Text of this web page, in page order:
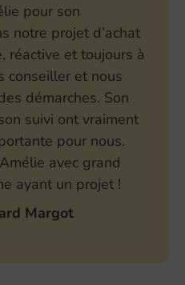
pour son
notre projet d’achat
réactive et toujours à
conseiller et nous
démarches. Son
suivi ont vraiment
pour nous.
avec grand
ayant un projet !
Margot